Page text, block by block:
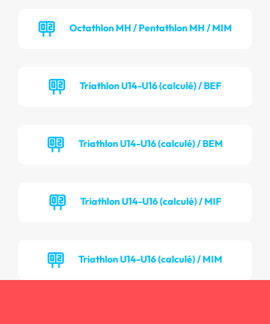
Octathlon MH / Pentathlon MH / MIM
Triathlon U14-U16 (calculé) / BEF
Triathlon U14-U16 (calculé) / BEM
Triathlon U14-U16 (calculé) / MIF
Triathlon U14-U16 (calculé) / MIM